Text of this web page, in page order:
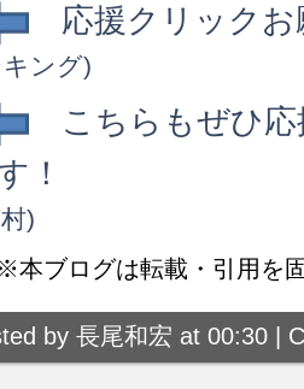
応援クリックお
ング)
こちらもぜひ応
！
)
本ブログは転載・引用を
by 長尾和宏 at 00:30 |